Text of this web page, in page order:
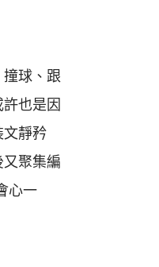
球、跟
也是因
文靜矜
聚集編
心一